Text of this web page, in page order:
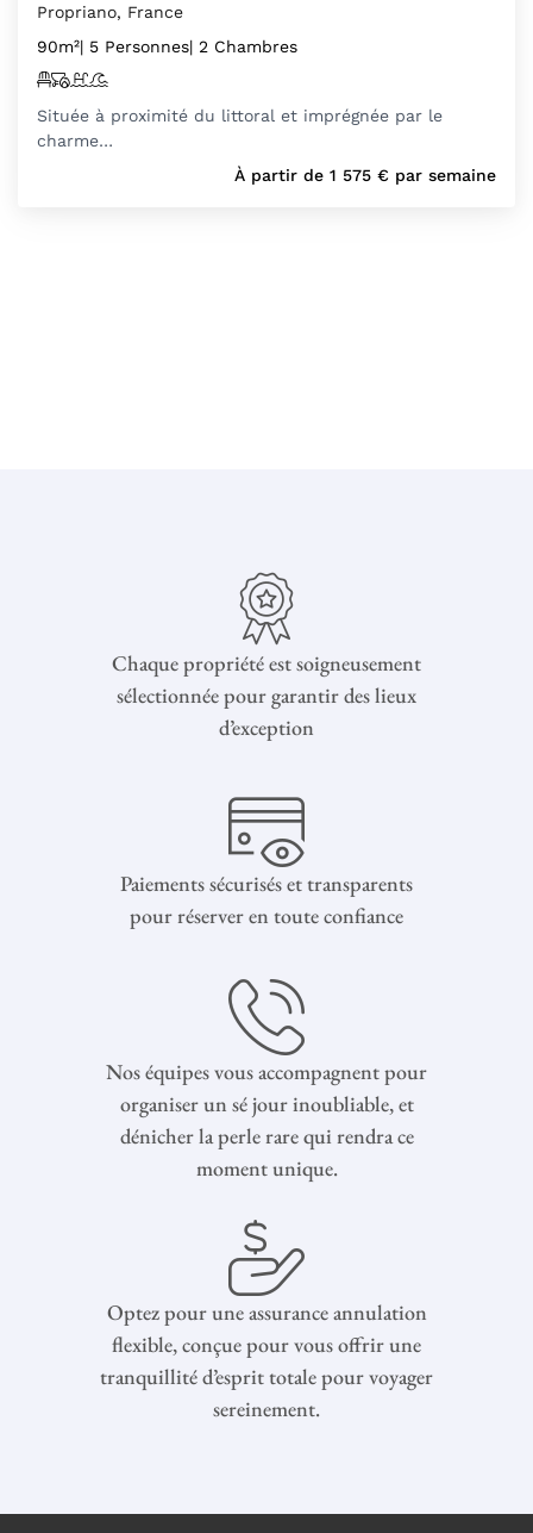
Propriano, France
90m²| 5 Personnes| 2 Chambres
Située à proximité du littoral et imprégnée par le
charme…
À partir de 1 575 € par semaine
Chaque propriété est soigneusement
sélectionnée pour garantir des lieux
d’exception
Paiements sécurisés et transparents
pour réserver en toute confiance
Nos équipes vous accompagnent pour
organiser un sé jour inoubliable, et
dénicher la perle rare qui rendra ce
moment unique.
Optez pour une assurance annulation
flexible, conçue pour vous offrir une
tranquillité d’esprit totale pour voyager
sereinement.